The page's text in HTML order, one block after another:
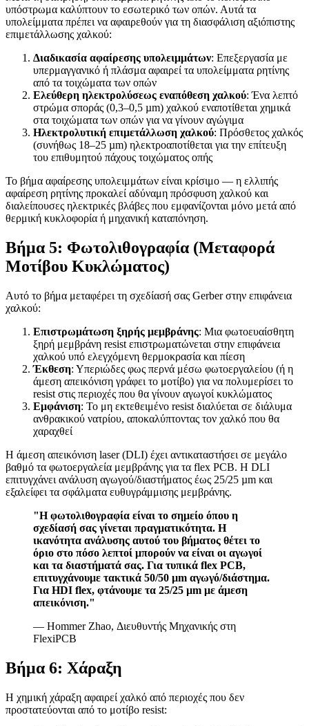
υπόστρωμα καλύπτουν το εσωτερικό των οπών. Αυτά τα
υπολείμματα πρέπει να αφαιρεθούν για τη διασφάλιση αξιόπιστης
επιμετάλλωσης χαλκού:
Διαδικασία αφαίρεσης υπολειμμάτων: Επεξεργασία με
υπερμαγγανικό ή πλάσμα αφαιρεί τα υπολείμματα ρητίνης
από τα τοιχώματα των οπών
Ελεύθερη ηλεκτρολύσεως εναπόθεση χαλκού: Ένα λεπτό
στρώμα σποράς (0,3–0,5 µm) χαλκού εναποτίθεται χημικά
στα τοιχώματα των οπών για να γίνουν αγώγιμα
Ηλεκτρολυτική επιμετάλλωση χαλκού: Πρόσθετος χαλκός
(συνήθως 18–25 µm) ηλεκτροαποτίθεται για την επίτευξη
του επιθυμητού πάχους τοιχώματος οπής
Το βήμα αφαίρεσης υπολειμμάτων είναι κρίσιμο — η ελλιπής
αφαίρεση ρητίνης προκαλεί αδύναμη πρόσφυση χαλκού και
διαλείπουσες ηλεκτρικές βλάβες που εμφανίζονται μόνο μετά από
θερμική κυκλοφορία ή μηχανική καταπόνηση.
Βήμα 5: Φωτολιθογραφία (Μεταφορά
Μοτίβου Κυκλώματος)
Αυτό το βήμα μεταφέρει τη σχεδίασή σας Gerber στην επιφάνεια
χαλκού:
Επιστρωμάτωση ξηρής μεμβράνης: Μια φωτοευαίσθητη
ξηρή μεμβράνη resist επιστρωματώνεται στην επιφάνεια
χαλκού υπό ελεγχόμενη θερμοκρασία και πίεση
Έκθεση: Υπεριώδες φως περνά μέσω φωτοεργαλείου (ή η
άμεση απεικόνιση γράφει το μοτίβο) για να πολυμερίσει το
resist στις περιοχές που θα γίνουν αγωγοί κυκλώματος
Εμφάνιση: Το μη εκτεθειμένο resist διαλύεται σε διάλυμα
ανθρακικού νατρίου, αποκαλύπτοντας τον χαλκό που θα
χαραχθεί
Η άμεση απεικόνιση laser (DLI) έχει αντικαταστήσει σε μεγάλο
βαθμό τα φωτοεργαλεία μεμβράνης για τα flex PCB. Η DLI
επιτυγχάνει ανάλυση αγωγού/διαστήματος έως 25/25 µm και
εξαλείφει τα σφάλματα ευθυγράμμισης μεμβράνης.
"Η φωτολιθογραφία είναι το σημείο όπου η
σχεδίασή σας γίνεται πραγματικότητα. Η
ικανότητα ανάλυσης αυτού του βήματος θέτει το
όριο στο πόσο λεπτοί μπορούν να είναι οι αγωγοί
και τα διαστήματά σας. Για τυπικά flex PCB,
επιτυγχάνουμε τακτικά 50/50 µm αγωγό/διάστημα.
Για HDI flex, φτάνουμε τα 25/25 µm με άμεση
απεικόνιση."
— Hommer Zhao, Διευθυντής Μηχανικής στη
FlexiPCB
Βήμα 6: Χάραξη
Η χημική χάραξη αφαιρεί χαλκό από περιοχές που δεν
προστατεύονται από το μοτίβο resist: